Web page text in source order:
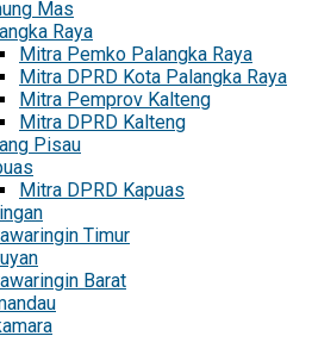
Mas
Raya
Mitra Pemko Palangka Raya
Mitra DPRD Kota Palangka Raya
Mitra Pemprov Kalteng
Mitra DPRD Kalteng
Pisau
Mitra DPRD Kapuas
Timur
Barat